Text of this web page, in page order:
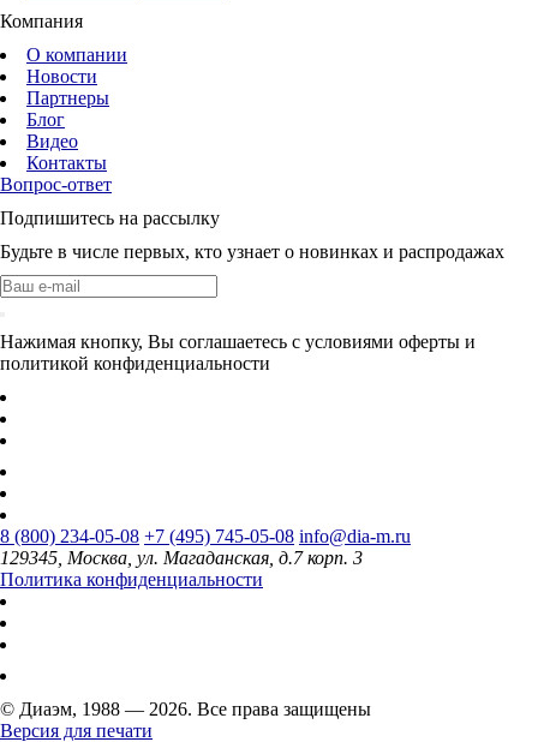
Компания
О компании
Новости
Партнеры
Блог
Видео
Контакты
Вопрос-ответ
Подпишитесь на рассылку
Будьте в числе первых, кто узнает о новинках и распродажах
Нажимая кнопку, Вы соглашаетесь с условиями оферты и
политикой конфиденциальности
8 (800) 234-05-08 +7 (495) 745-05-08 info@dia-m.ru
129345, Москва, ул. Магаданская, д.7 корп. 3
Политика конфиденциальности
© Диаэм, 1988 — 2026. Все права защищены
Версия для печати